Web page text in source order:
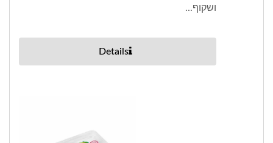
ושקוף...
Details